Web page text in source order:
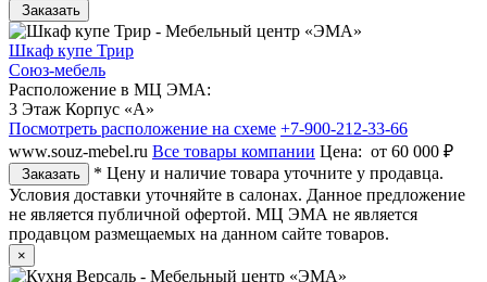
Заказать
Шкаф купе Трир
Союз-мебель
Расположение в МЦ ЭМА:
3 Этаж Корпус «А»
Посмотреть расположение на схеме +7-900-212-33-66
www.souz-mebel.ru Все товары компании Цена: от 60 000 ₽
Заказать
* Цену и наличие товара уточните у продавца.
Условия доставки уточняйте в салонах. Данное предложение
не является публичной офертой. МЦ ЭМА не является
продавцом размещаемых на данном сайте товаров.
×